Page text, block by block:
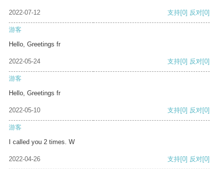
2022-07-12 支持[0] 反对[0]
游客
Hello, Greetings fr
2022-05-24 支持[0] 反对[0]
游客
Hello, Greetings fr
2022-05-10 支持[0] 反对[0]
游客
I called you 2 times. W
2022-04-26 支持[0] 反对[0]